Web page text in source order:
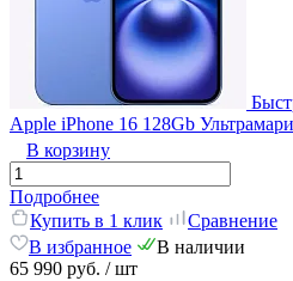
Apple iPhone 16 128Gb
В корзину
Подробнее
Купить в 1 клик
Сравнение
В избранное
В наличии
65 990 руб. / шт